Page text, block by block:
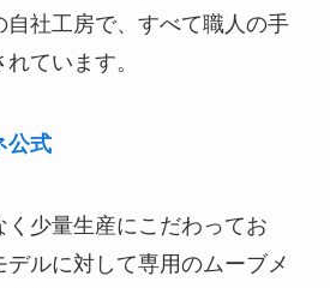
自社工房で、すべて職人の手
ています。
公式
く少量生産にこだわってお
デルに対して専用のムーブメ